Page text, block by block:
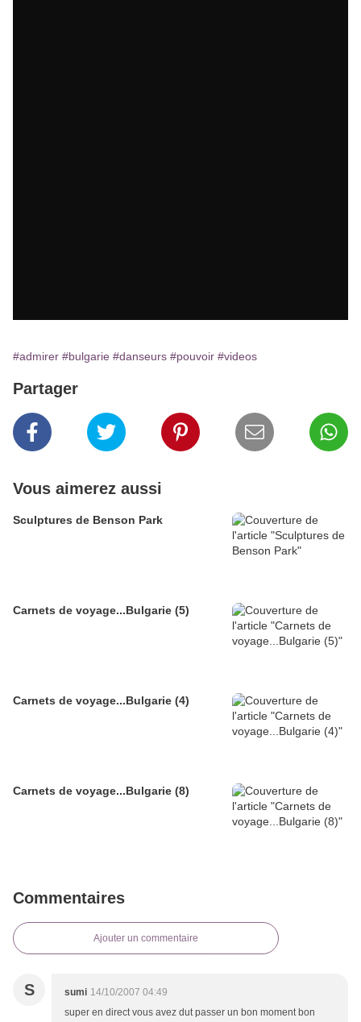
#admirer #bulgarie #danseurs #pouvoir #videos
Partager
Vous aimerez aussi
Sculptures de Benson Park
Carnets de voyage...Bulgarie (5)
Carnets de voyage...Bulgarie (4)
Carnets de voyage...Bulgarie (8)
Commentaires
Ajouter un commentaire
S sumi 14/10/2007 04:49
super en direct vous avez dut passer un bon moment bon